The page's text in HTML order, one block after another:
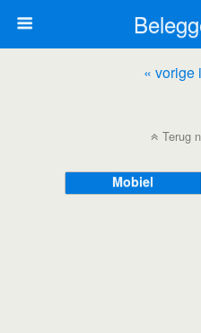
« vorige
Terug
Mobiel